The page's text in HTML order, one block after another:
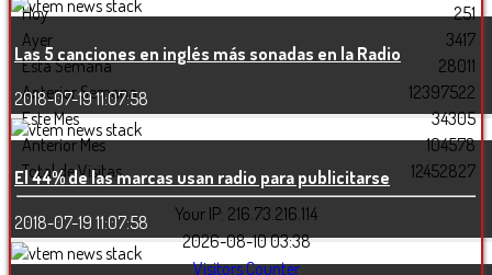
Las 5 canciones en inglés más sonadas en la Radio
2018-07-19 11:07:58
El 44% de las marcas usan radio para publicitarse
2018-07-19 11:07:58
Hoy
Ayer
Esta Semana
Anterior Semana
Este Mes
Anterior Mes
Total de Visitas
251
3417
28011
12397522
34305
104578
12452827
Your IP: 216.73.216.114
2026-08-10 03:38
Visitors Counter